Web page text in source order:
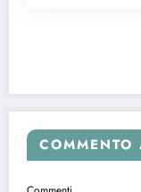
COMMENTO